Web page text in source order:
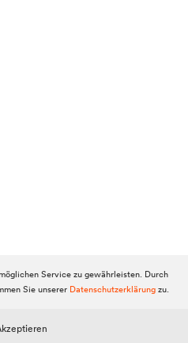
Service zu gewährleisten. Durch
Sie unserer Datenschutzerklärungzu.